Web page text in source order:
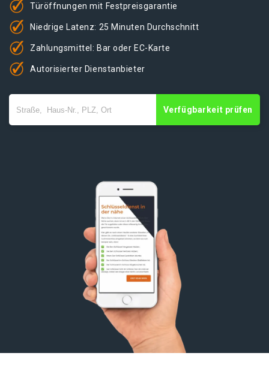
Türöffnungen mit Festpreisgarantie
Niedrige Latenz: 25 Minuten Durchschnitt
Zahlungsmittel: Bar oder EC-Karte
Autorisierter Dienstanbieter
Verfügbarkeit prüfen